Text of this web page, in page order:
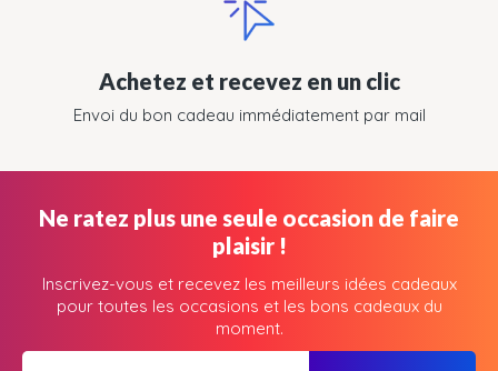
Achetez et recevez en un clic
Envoi du bon cadeau immédiatement par mail
Ne ratez plus une seule occasion de faire
plaisir !
Inscrivez-vous et recevez les meilleurs idées cadeaux
pour toutes les occasions et les bons cadeaux du
moment.